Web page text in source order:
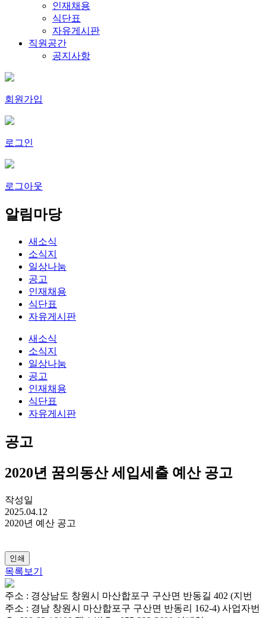
인재채용
식단표
자유게시판
직원공간
공지사항
회원가입
로그인
로그아웃
알림마당
새소식
소식지
일상나눔
공고
인재채용
식단표
자유게시판
새소식
소식지
일상나눔
공고
인재채용
식단표
자유게시판
공고
2020년 꿈의동산 세입세출 예산 공고
작성일
2025.04.12
2020년 예산 공고
인쇄
목록보기
주소 : 경상남도 창원시 마산합포구 구산면 반동길 402 (지번
주소 : 경남 창원시 마산합포구 구산면 반동리 162-4) 사업자번